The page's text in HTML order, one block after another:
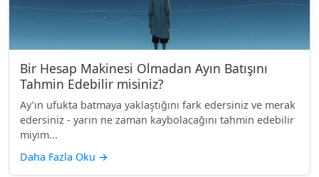
Bir Hesap Makinesi Olmadan Ayın Batışını
Tahmin Edebilir misiniz?
Ay’ın ufukta batmaya yaklaştığını fark edersiniz ve merak
edersiniz - yarın ne zaman kaybolacağını tahmin edebilir
miyim...
Daha Fazla Oku →